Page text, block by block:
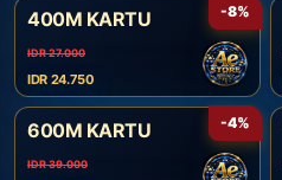
-8%
400M KARTU
IDR 27.000
IDR 24.750
-4%
600M KARTU
IDR 39.000